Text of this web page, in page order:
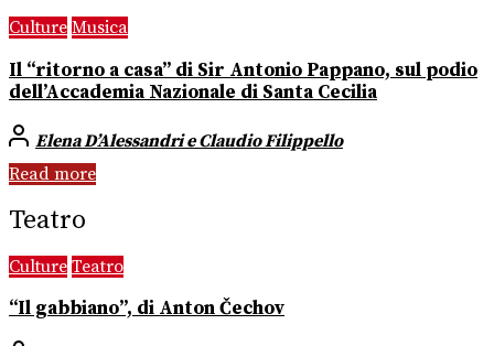
Culture Musica
Il “ritorno a casa” di Sir Antonio Pappano, sul podio
dell’Accademia Nazionale di Santa Cecilia
Elena D’Alessandri e Claudio Filippello
Read more
Teatro
Culture Teatro
“Il gabbiano”, di Anton Čechov